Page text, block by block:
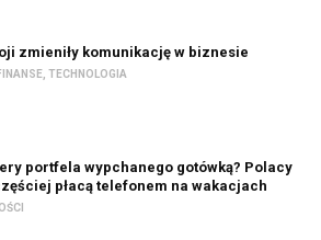
zmieniły komunikację w biznesie
TECHNOLOGIA
portfela wypchanego gotówką? Polacy
płacą telefonem na wakacjach